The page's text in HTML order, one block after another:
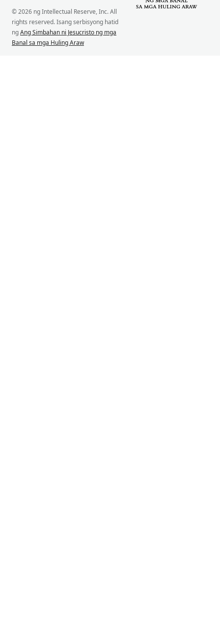
© 2026 ng Intellectual Reserve, Inc. All
rights reserved. Isang serbisyong hatid
ngAng Simbahan ni Jesucristo ng mga
Banal sa mga Huling Araw